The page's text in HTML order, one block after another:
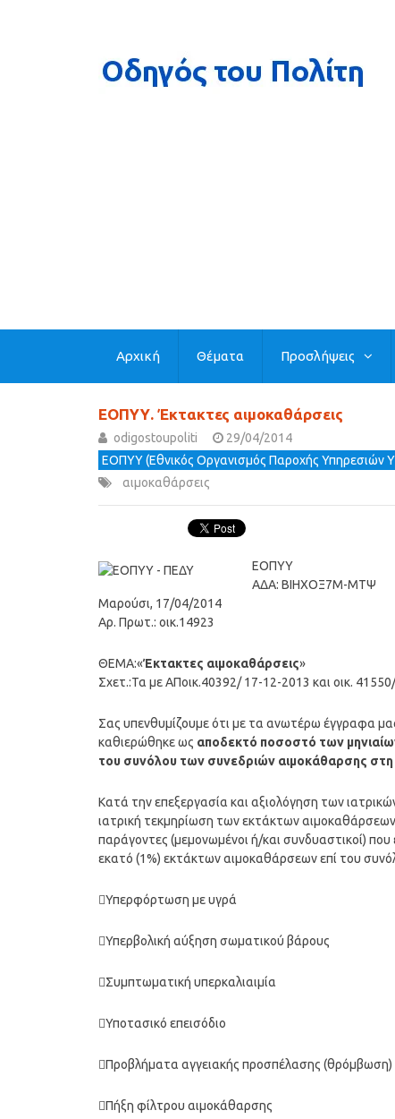
Αρχική Θέματα Προσλήψεις
ΕΟΠΥΥ. Έκτακτες αιμοκαθάρσεις
odigostoupoliti
29/04/2014
ΕΟΠΥΥ (Εθνικός Οργανισμός Παροχής Υπηρεσιών
αιμοκαθάρσεις
ΕΟΠΥΥ
ΑΔΑ: ΒΙΗΧΟΞ7Μ-ΜΤΨ
Μαρούσι, 17/04/2014
Αρ. Πρωτ.: οικ.14923
ΘΕΜΑ:«Έκτακτες αιμοκαθάρσεις»
Σχετ.:Τα με ΑΠοικ.40392/ 17-12-2013 και οικ.
Σας υπενθυμίζουμε ότι με τα ανωτέρω έγγραφα
καθιερώθηκε ως αποδεκτό ποσοστό των
του συνόλου των συνεδριών αιμοκάθαρσης
Κατά την επεξεργασία και αξιολόγηση των
ιατρική τεκμηρίωση των εκτάκτων
παράγοντες (μεμονωμένοι ή/και συνδυαστικοί)
εκατό (1%) εκτάκτων αιμοκαθάρσεων επί του
Υπερφόρτωση με υγρά
Υπερβολική αύξηση σωματικού βάρους
Συμπτωματική υπερκαλιαιμία
Υποτασικό επεισόδιο
Προβλήματα αγγειακής προσπέλασης (θρόμβωση)
Πήξη φίλτρου αιμοκάθαρσης